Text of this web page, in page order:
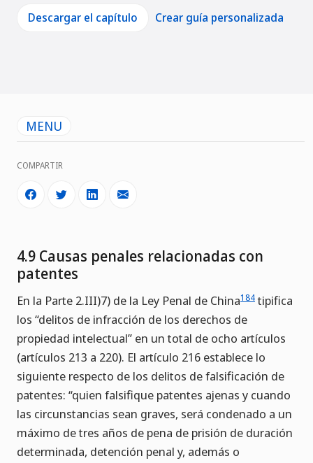
Descargar el capítulo Crear guía personalizada
MENU
COMPARTIR
4.9 Causas penales relacionadas con
patentes
En la Parte 2.III)7) de la Ley Penal de China184tipifica
los “delitos de infracción de los derechos de
propiedad intelectual” en un total de ocho artículos
(artículos 213 a 220). El artículo 216 establece lo
siguiente respecto de los delitos de falsificación de
patentes: “quien falsifique patentes ajenas y cuando
las circunstancias sean graves, será condenado a un
máximo de tres años de pena de prisión de duración
determinada, detención penal y, además o